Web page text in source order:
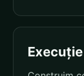
Execuție